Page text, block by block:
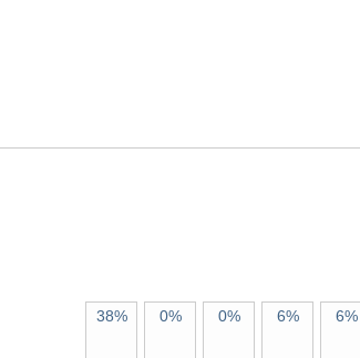
38% 0% 0% 6% 6%